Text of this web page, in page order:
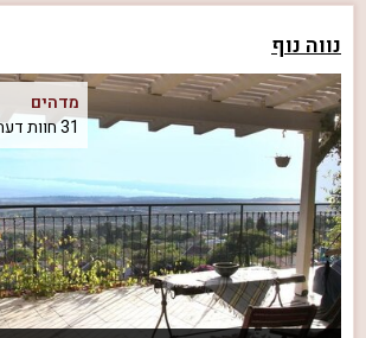
נווה נוף
מדהים
31 חוות דעת אמיתיות